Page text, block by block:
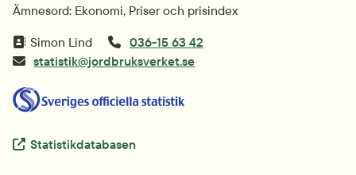
Ämnesord: Ekonomi, Priser och prisindex
Simon Lind
036-15 63 42
statistik@jordbruksverket.se
Extern länk.
Statistikdatabasen